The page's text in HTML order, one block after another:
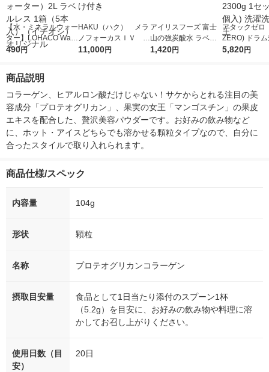
【水・ミネラルウォー
ター】LOHACO Wate
r（ロハコウォータ
シ） オリジナル
490円
HAKU（ハク） メラ
ノフォーカスＩＶ 4
5ｇ 資生堂 おまけ
11,000円
アイリスフーズ 富士
山の強炭酸水 ラベル
レス 500ml 1箱（24
1,420円
アタックゼロ
ZERO) ドラ
詰め替え メガ
5,820円
商品説明
コラーゲン、ヒアルロン酸だけじゃない！サケからとれる注目の美
容成分「プロテオグリカン」、果実の女王「マンゴスチン」の果皮
エキスを配合した、贅沢美容パウダーです。お好みの飲み物など
に、ホット・アイスどちらでも溶かせる顆粒タイプなので、自分に
合ったスタイルで取り入れられます。
商品仕様/スペック
内容量 104g
形状 顆粒
名称 プロテオグリカンコラーゲン
摂取目安量
食品として1日当たり添付のスプーン1杯
（5.2g）を目安に、お好みの飲み物や料理に溶
かしてお召し上がりください。
使用日数（目
安）
20日